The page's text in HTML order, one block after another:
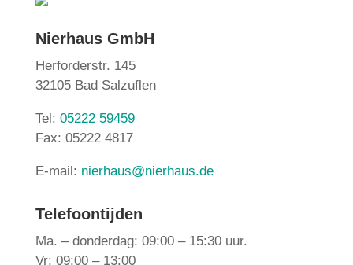
Nierhaus GmbH
Herforderstr. 145
32105 Bad Salzuflen
Tel: 05222 59459
Fax: 05222 4817
E-mail: nierhaus@nierhaus.de
Telefoontijden
Ma. – donderdag: 09:00 – 15:30 uur.
Vr: 09:00 – 13:00